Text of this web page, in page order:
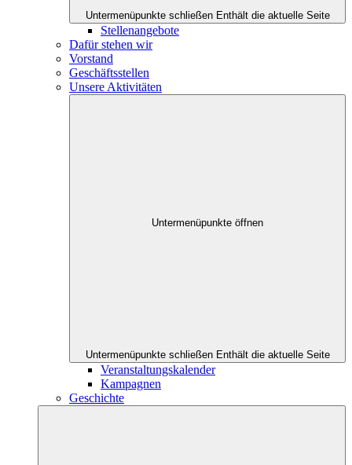
Untermenüpunkte schließen Enthält die aktuelle Seite
Stellenangebote
Dafür stehen wir
Vorstand
Geschäftsstellen
Unsere Aktivitäten
Untermenüpunkte öffnen
Untermenüpunkte schließen Enthält die aktuelle Seite
Veranstaltungskalender
Kampagnen
Geschichte